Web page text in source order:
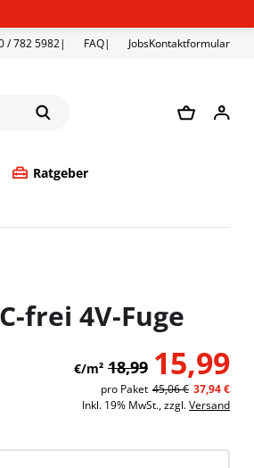
/ 782 5982 FAQ JobsKontaktformular
Ratgeber
frei 4V-Fuge
15,99
€/m² 18,99
pro Paket 45,06 € 37,94 €
Inkl. 19% MwSt., zzgl.Versand